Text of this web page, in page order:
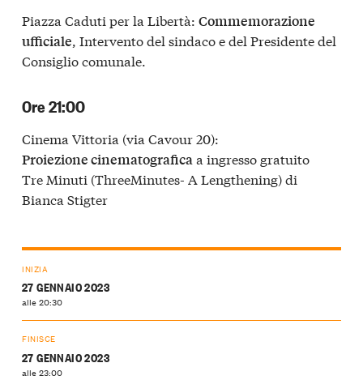
Piazza Caduti per la Libertà: Commemorazione
ufficiale, Intervento del sindaco e del Presidente del
Consiglio comunale.
Ore 21:00
Cinema Vittoria (via Cavour 20):
Proiezione cinematograficaa ingresso gratuito
Tre Minuti (ThreeMinutes- A Lengthening) di
Bianca Stigter
INIZIA
27 GENNAIO 2023
alle 20:30
FINISCE
27 GENNAIO 2023
alle 23:00